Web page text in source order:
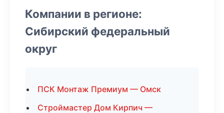
Компании в регионе:
Сибирский федеральный
округ
ПСК Монтаж Премиум — Омск
Строймастер Дом Кирпич —